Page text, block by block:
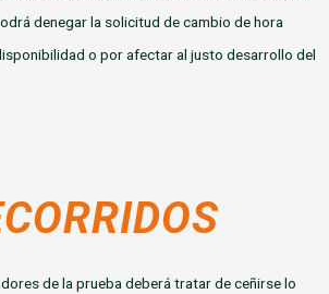
denegar la solicitud de cambio de hora
o por afectar al justo desarrollo del
de la prueba deberá tratar de ceñirse lo